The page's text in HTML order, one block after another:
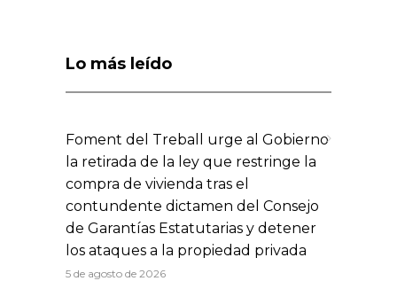
Lo más leído
Foment del Treball urge al Gobierno
la retirada de la ley que restringe la
compra de vivienda tras el
contundente dictamen del Consejo
de Garantías Estatutarias y detener
los ataques a la propiedad privada
5 de agosto de 2026